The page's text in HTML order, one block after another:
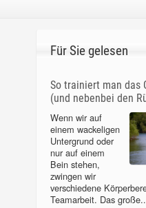
Für Sie gelesen
So trainiert man das
(und nebenbei den
Wenn wir auf
einem wackeligen
Untergrund oder
nur auf einem
Bein stehen,
zwingen wir
verschiedene
Teamarbeit. Das